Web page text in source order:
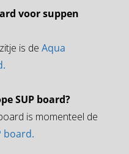
voor suppen
is de Aqua
SUP board?
is momenteel de
board.